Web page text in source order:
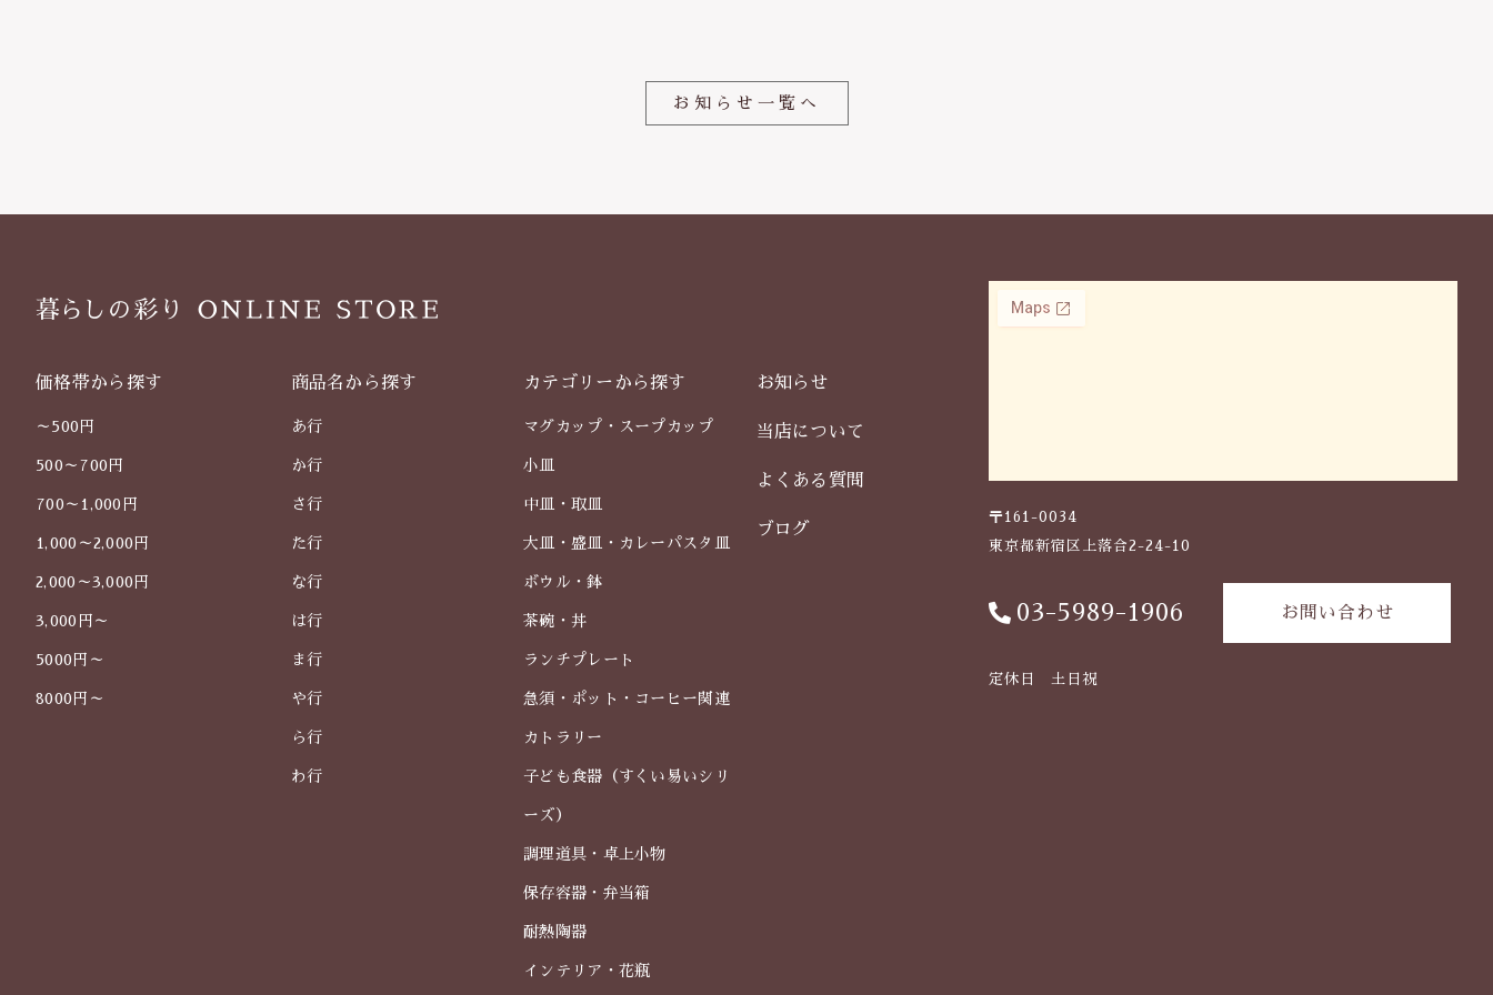
k
お知らせ一覧へ
価格帯から探す
～500円
500～700円
700～1,000円
1,000～2,000円
2,000～3,000円
3,000円～
5000円～
8000円～
商品名から探す
あ行
か行
さ行
た行
な行
は行
ま行
や行
ら行
わ行
カテゴリーから探す
マグカップ・スープカップ
小皿
中皿・取皿
大皿・盛皿・カレーパスタ皿
ボウル・鉢
茶碗・丼
ランチプレート
急須・ポット・コーヒー関連
カトラリー
子ども食器（すくい易いシリ
ーズ）
調理道具・卓上小物
保存容器・弁当箱
耐熱陶器
インテリア・花瓶
お知らせ
当店について
よくある質問
ブログ
〒161-0034
東京都新宿区上落合2-24-10
03-5989-1906 お問い合わせ
定休日 土日祝